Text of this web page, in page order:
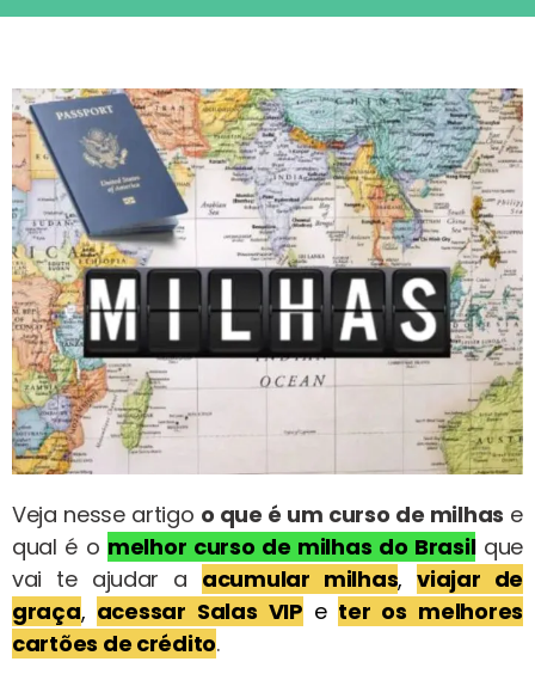
Veja nesse artigo o que é um curso de milhas e
qual é o melhor curso de milhas do Brasilque
vai te ajudar a acumular milhas,viajar de
graça, acessar Salas VIP e ter os melhores
cartões de crédito.